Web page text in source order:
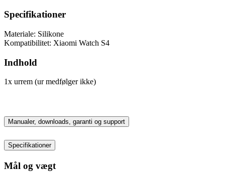
Specifikationer
Materiale: Silikone
Kompatibilitet: Xiaomi Watch S4
Indhold
1x urrem (ur medfølger ikke)
Manualer, downloads, garanti og support
Specifikationer
Mål og vægt